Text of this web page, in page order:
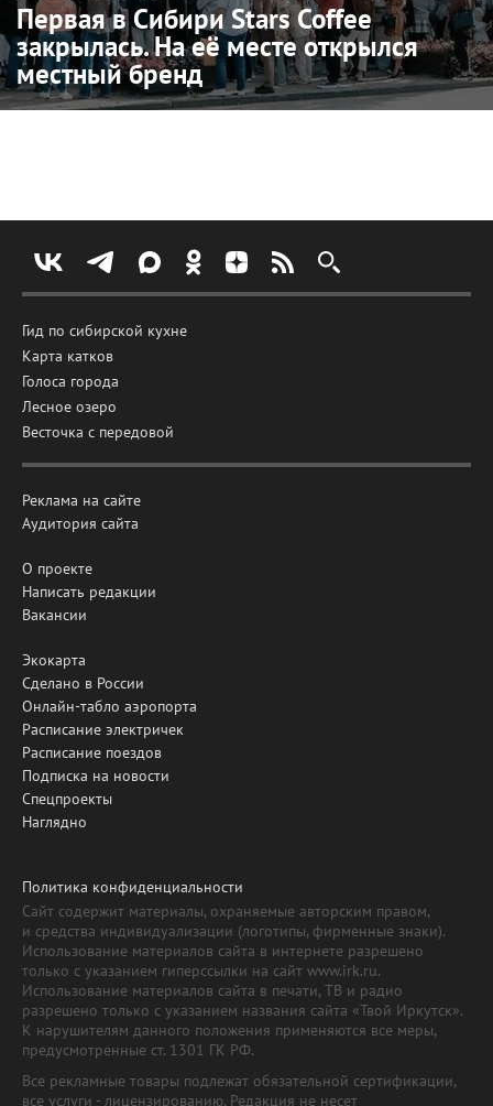
Первая в Сибири Stars Coffee
закрылась. На её месте открылся
местный бренд
Гид по сибирской кухне
Карта катков
Голоса города
Лесное озеро
Весточка с передовой
Реклама на сайте
Аудитория сайта
О проекте
Написать редакции
Вакансии
Экокарта
Сделано в России
Онлайн-табло аэропорта
Расписание электричек
Расписание поездов
Подписка на новости
Спецпроекты
Наглядно
Политика конфиденциальности
Сайт содержит материалы, охраняемые авторским правом,
и средства индивидуализации (логотипы, фирменные знаки).
Использование материалов сайта в интернете разрешено
только с указанием гиперссылки на сайт www.irk.ru.
Использование материалов сайта в печати, ТВ и радио
разрешено только с указанием названия сайта «Твой Иркутск».
К нарушителям данного положения применяются все меры,
предусмотренные ст. 1301 ГК РФ.
Все рекламные товары подлежат обязательной сертификации,
все услуги - лицензированию. Редакция не несет